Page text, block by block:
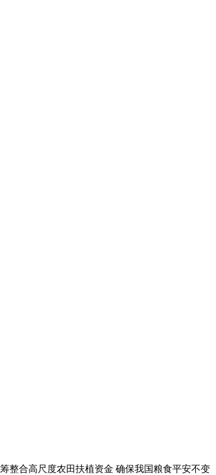
合高尺度农田扶植资金 确保我国粮食平安不变